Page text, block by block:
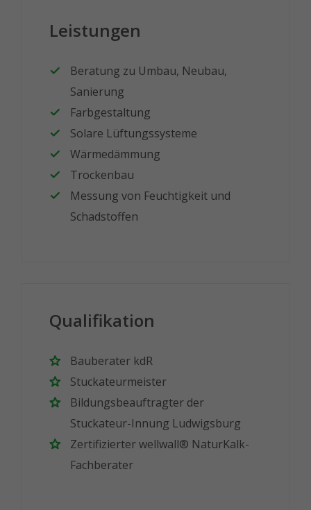
Leistungen
Beratung zu Umbau, Neubau,
Sanierung
Farbgestaltung
Solare Lüftungssysteme
Wärmedämmung
Trockenbau
Messung von Feuchtigkeit und
Schadstoffen
Qualifikation
Bauberater kdR
Stuckateurmeister
Bildungsbeauftragter der
Stuckateur-Innung Ludwigsburg
Zertifizierter wellwall® NaturKalk-
Fachberater